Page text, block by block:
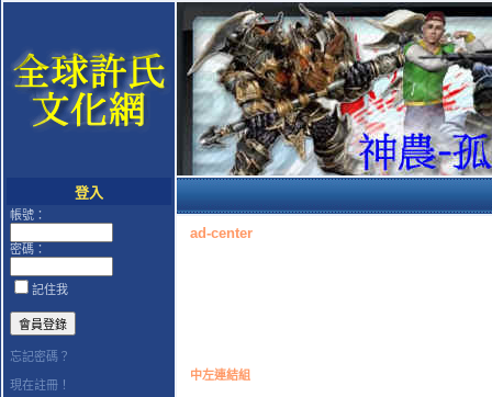
登入
帳號：
密碼：
記住我
忘記密碼？
現在註冊！
ad-center
中左連結組